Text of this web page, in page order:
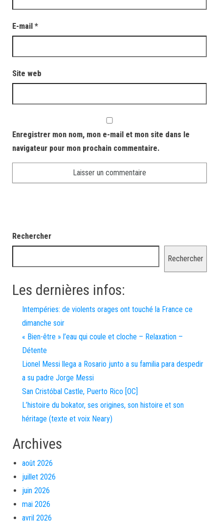
E-mail *
Site web
Enregistrer mon nom, mon e-mail et mon site dans le
navigateur pour mon prochain commentaire.
Rechercher
Rechercher
Les dernières infos:
Intempéries: de violents orages ont touché la France ce
dimanche soir
« Bien-être » l’eau qui coule et cloche – Relaxation –
Détente
Lionel Messi llega a Rosario junto a su familia para despedir
a su padre Jorge Messi
San Cristóbal Castle, Puerto Rico [OC]
L’histoire du bokator, ses origines, son histoire et son
héritage (texte et voix Neary)
Archives
août 2026
juillet 2026
juin 2026
mai 2026
avril 2026